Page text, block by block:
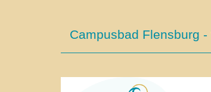
Campusbad Flensburg -